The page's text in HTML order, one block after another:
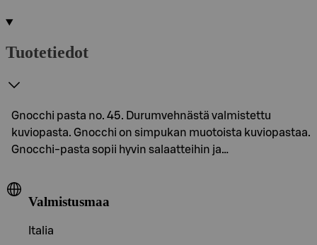
Tuotetiedot
Gnocchi pasta no. 45. Durumvehnästä valmistettu
kuviopasta. Gnocchi on simpukan muotoista kuviopastaa.
Gnocchi-pasta sopii hyvin salaatteihin ja…
Valmistusmaa
Italia